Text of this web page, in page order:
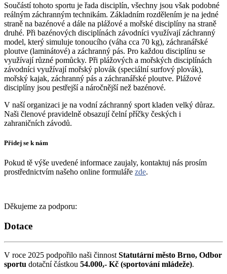
Součástí tohoto sportu je řada disciplín, všechny jsou však podobné
reálným záchranným technikám. Základním rozdělením je na jedné
straně na bazénové a dále na plážové a mořské disciplíny na straně
druhé. Při bazénových disciplínách závodníci využívají záchranný
model, který simuluje tonoucího (váha cca 70 kg), záchranářské
ploutve (laminátové) a záchranný pás. Pro každou disciplínu se
využívají různé pomůcky. Při plážových a mořských disciplínách
závodníci využívají mořský plovák (speciální surfový plovák),
mořský kajak, záchranný pás a záchranářské ploutve. Plážové
disciplíny jsou pestřejší a náročnější než bazénové.
V naší organizaci je na vodní záchranný sport kladen velký důraz.
Naši členové pravidelně obsazují čelní příčky českých i
zahraničních závodů.
Přidej se k nám
Pokud tě výše uvedené informace zaujaly, kontaktuj nás prosím
prostřednictvím našeho online formuláře zde.
Děkujeme za podporu:
Dotace
V roce 2025 podpořilo naši činnost Statutární město Brno, Odbor
sportu dotační částkou 54.000,- Kč (sportování mládeže).